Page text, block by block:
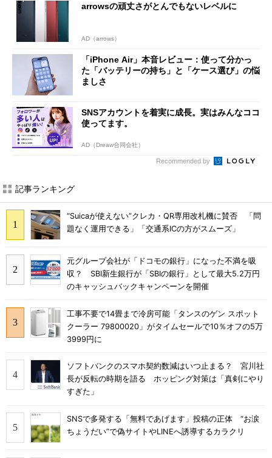
arrowsの頑丈さがとんでもないレベルに
AD（arrows）
「iPhone Air」本音レビュー：使って分かっ
た「バッテリーの持ち」と「ケース選び」の悩
ましさ
SNSアカウントを着実に成長。実はみんなココ
使ってます。
AD（Dreaw合同会社）
Recommended by
記事ランキング
“Suicaが使えない”クレカ・QR専用改札機に賛否 「問
題なく運用できる」「交通系ICの方がスムーズ」
元グループ会社が「ドコモの銀行」になった不満を吸
収？ SBI新生銀行が「SBIの銀行」として最大5.2万円
のキャッシュバックキャンペーンを開催
工事不要で14畳まで冷房可能「タンスのゲン スポット
クーラー 79800020」がタイムセールで10％オフの5万
3999円に
ソフトバンクのスマホ契約数減はいつ止まる？ 宮川社
長が反転の時期を語る ホッピング対策は「真剣にやり
すぎた」
SNSで多発する「無料であげます」投稿の正体 “お涙
ちょうだい”で偽サイトやLINEへ誘導するカラクリ